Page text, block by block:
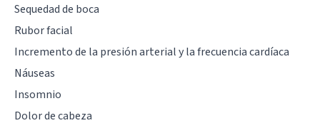
Sequedad de boca
Rubor facial
Incremento de la presión arterial y la frecuencia cardíaca
Náuseas
Insomnio
Dolor de cabeza